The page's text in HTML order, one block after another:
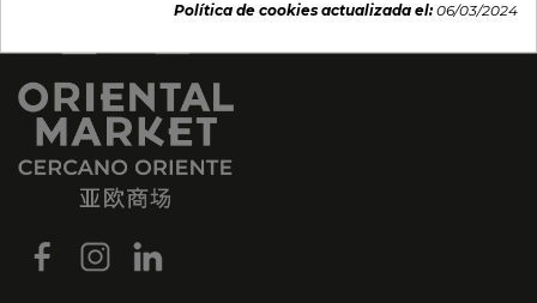
Política de cookies actualizada el:06/03/2024